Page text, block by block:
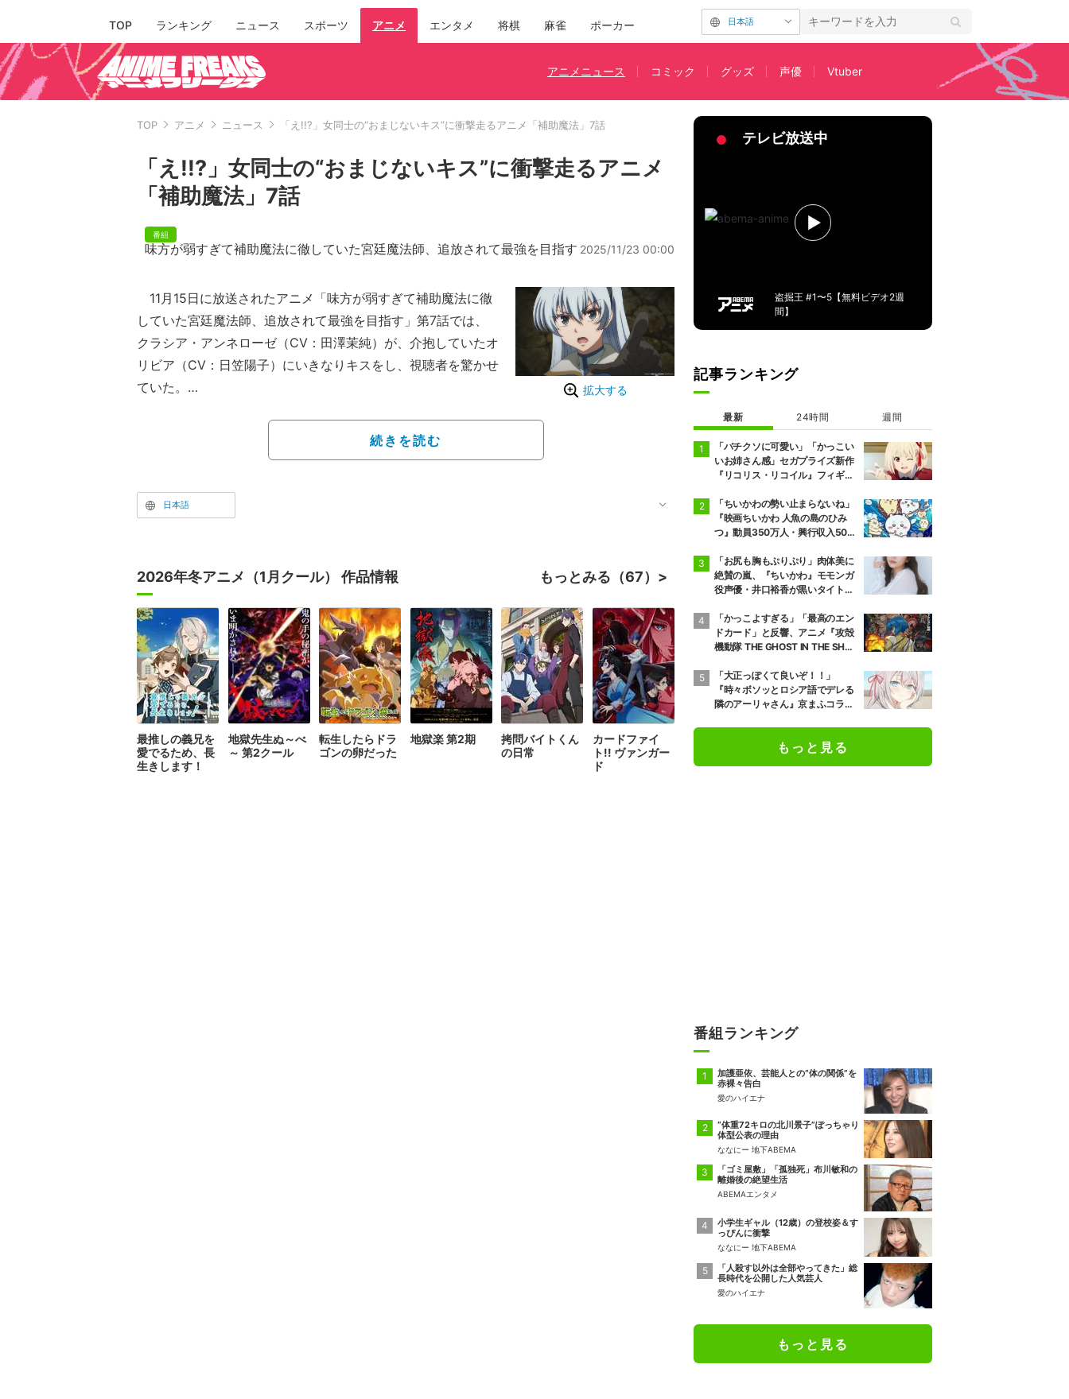
TOP ランキング ニュース スポーツ アニメ エンタメ 将棋 麻雀 ポーカー 日本語
アニメニュース コミック グッズ 声優 Vtuber
TOP アニメ ニュース 「え!!?」女同士の“おまじないキス”に衝撃走るアニメ「補助魔法」7話
「え!!?」女同士の“おまじないキス”に衝撃走るアニメ
「補助魔法」7話
味方が弱すぎて補助魔法に徹していた宮廷魔法師、追放されて最強を目指す 2025/11/23 00:00
拡大する
11月15日に放送されたアニメ「味方が弱すぎて補助魔法に徹
していた宮廷魔法師、追放されて最強を目指す」第7話では、
クラシア・アンネローゼ（CV：田澤茉純）が、介抱していたオ
リビア（CV：日笠陽子）にいきなりキスをし、視聴者を驚かせ
ていた。
医務室に運び込まれてきた怪我人たちの治療を手伝うことにな
ったクラシア。怪我人の1人・オリビアは、目覚めて早々「やる
た。しかしクラシアは「その身体で無理したって、かえって悪
化するだけだもの」と拒否し、険悪なムードに……。
続きを読む
日本語
2026年冬アニメ（1月クール） 作品情報 もっとみる（67）
最推しの義兄を
愛でるため、長
生きします！
地獄先生ぬ～べ
～ 第2クール
転生したらドラ
ゴンの卵だった
地獄楽 第2期
拷問バイトくん
の日常
カードファイ
ト!! ヴァンガー
ド
テレビ放送中
盗掘王 #1〜5【無料ビデオ2週
間】
記事ランキング
最新 24時間 週間
「バチクソに可愛い」「かっこい
いお姉さん感」セガプライズ新作
『リコリス・リコイル』フィギュ
「ちいかわの勢い止まらないね」
『映画ちいかわ 人魚の島のひみ
つ』動員350万人・興行収入50億
「お尻も胸もぷりぷり」肉体美に
絶賛の嵐、『ちいかわ』モモンガ
役声優・井口裕香が黒いタイトウ
「かっこよすぎる」「最高のエン
ドカード」と反響、アニメ『攻殻
機動隊 THE GHOST IN THE SHEL
「大正っぽくて良いぞ！！」
『時々ボソッとロシア語でデレる
隣のアーリャさん』京まふコラボ
もっと見る
番組ランキング
加護亜依、芸能人との“体の関係”を
赤裸々告白
愛のハイエナ
“体重72キロの北川景子”ぽっちゃり
体型公表の理由
ななにー 地下ABEMA
「ゴミ屋敷」「孤独死」布川敏和の
離婚後の絶望生活
ABEMAエンタメ
小学生ギャル（12歳）の登校姿＆す
っぴんに衝撃
ななにー 地下ABEMA
「人殺す以外は全部やってきた」総
長時代を公開した人気芸人
愛のハイエナ
もっと見る